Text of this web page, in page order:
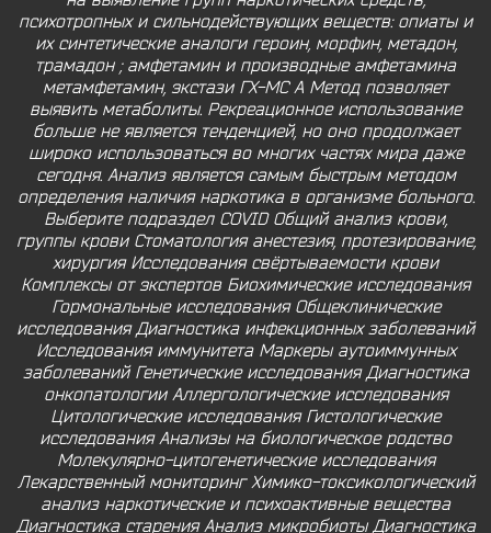
психотропных и сильнодействующих веществ: опиаты и
их синтетические аналоги героин, морфин, метадон,
трамадон ; амфетамин и производные амфетамина
метамфетамин, экстази ГХ-МС A Метод позволяет
выявить метаболиты. Рекреационное использование
больше не является тенденцией, но оно продолжает
широко использоваться во многих частях мира даже
сегодня. Анализ является самым быстрым методом
определения наличия наркотика в организме больного.
Выберите подраздел COVID Общий анализ крови,
группы крови Стоматология анестезия, протезирование,
хирургия Исследования свёртываемости крови
Комплексы от экспертов Биохимические исследования
Гормональные исследования Общеклинические
исследования Диагностика инфекционных заболеваний
Исследования иммунитета Маркеры аутоиммунных
заболеваний Генетические исследования Диагностика
онкопатологии Аллергологические исследования
Цитологические исследования Гистологические
исследования Анализы на биологическое родство
Молекулярно-цитогенетические исследования
Лекарственный мониторинг Химико-токсикологический
анализ наркотические и психоактивные вещества
Диагностика старения Анализ микробиоты Диагностика